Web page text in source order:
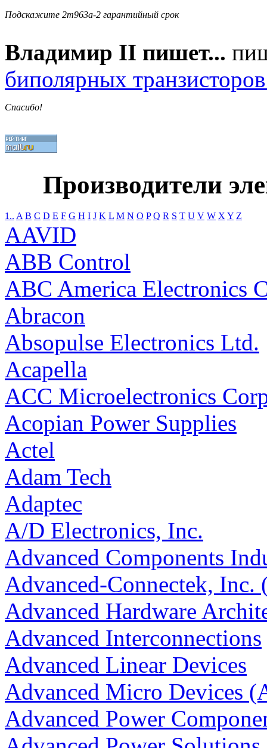
Подскажите 2т963а-2 гарантийный срок
Владимир II пишет...
биполярных
Спасибо!
Производители
1.. A B C D E F G H I J K L M N O P Q R S T U V W XY Z
AAVID
ABB Control
ABC America Electronics
Abracon
Absopulse Electronics Ltd.
Acapella
ACC Microelectronics
Acopian Power Supplies
Actel
Adam Tech
Adaptec
A/D Electronics, Inc.
Advanced Components
Advanced-Connectek, Inc.
Advanced Hardware
Advanced Interconnections
Advanced Linear Devices
Advanced Micro Devices
Advanced Power